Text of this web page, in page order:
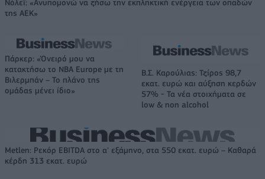
Νόλεϊ: «Ανυπομονώ να ζήσω την εκπληκτική ενέργεια των οπαδών
της ΑΕΚ»
Πάρκερ: «Όνειρό μου να
κατακτήσω το ΝΒΑ Europe με τη
Βιλερμπάν – Το πλάνο της
ομάδας μένει ίδιο»
Β.Σ. Καρούλιας: Τζίρος 98,7
εκατ. ευρώ και αύξηση κερδών
57% - Τα νέα στοιχήματα σε
low & non alcohol
Metlen: Ρεκόρ EBITDA στο α' εξάμηνο, στα 550 εκατ. ευρώ – Καθαρά
κέρδη 313 εκατ. ευρώ